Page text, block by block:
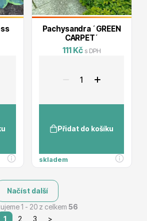
Pachysandra ´GREEN
CARPET´
111 Kč s DPH
Přidat do košíku
skladem
Načíst další
1 - 20 z celkem 56
1
2 3 >